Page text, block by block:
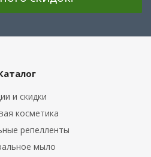
и скидки
косметика
репелленты
мыло